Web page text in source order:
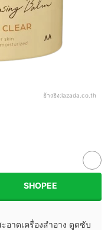
อ้างอิง:lazada.co.th
SHOPEE
อาดเครื่องสำอาง ดูดซับ